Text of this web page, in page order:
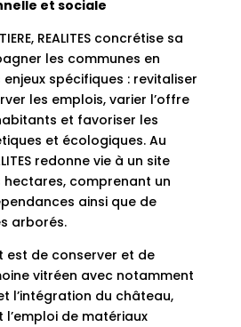
et sociale
REALITES concrétise sa
les communes en
spécifiques : revitaliser
les emplois, varier l’offre
et favoriser les
et écologiques. Au
redonne vie à un site
comprenant un
ainsi que de
arborés.
est de conserver et de
vitréen avec notamment
l’intégration du château,
de matériaux